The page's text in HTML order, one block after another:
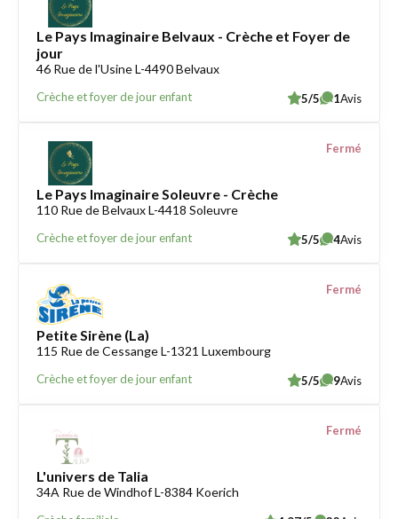
Le Pays Imaginaire Belvaux - Crèche et Foyer de
jour
46 Rue de l'Usine L-4490 Belvaux
Crèche et foyer de jour enfant 5/5 1Avis
Le Pays Imaginaire Soleuvre - Crèche
110 Rue de Belvaux L-4418 Soleuvre
Crèche et foyer de jour enfant
Fermé
5/5 4Avis
Petite Sirène (La)
115 Rue de Cessange L-1321 Luxembourg
Crèche et foyer de jour enfant
Fermé
5/5 9Avis
L'univers de Talia
34A Rue de Windhof L-8384 Koerich
Fermé